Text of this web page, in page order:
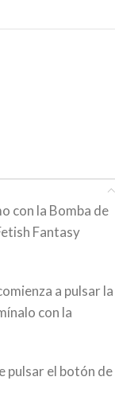
con la Bomba de
Fantasy
a pulsar la
con la
pulsar el botón de